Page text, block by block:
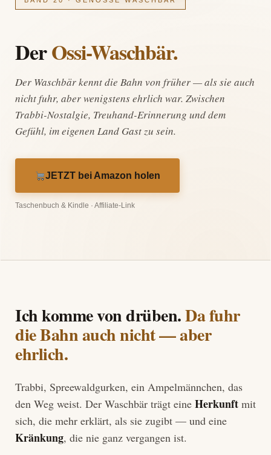
DerOssi-Waschbär.
Der Waschbär kennt die Bahn von früher — als sie auch
nicht fuhr, aber wenigstens ehrlich war. Zwischen
Trabbi-Nostalgie, Treuhand-Erinnerung und dem
Gefühl, im eigenen Land Gast zu sein.
JETZT bei Amazon holen
Taschenbuch & Kindle · Affiliate-Link
Ich komme von drüben.Da fuhr
die Bahn auch nicht — aber
ehrlich.
Trabbi, Spreewaldgurken, ein Ampelmännchen, das
den Weg weist. Der Waschbär trägt eine Herkunft mit
sich, die mehr erklärt, als sie zugibt — und eine
Kränkung, die nie ganz vergangen ist.